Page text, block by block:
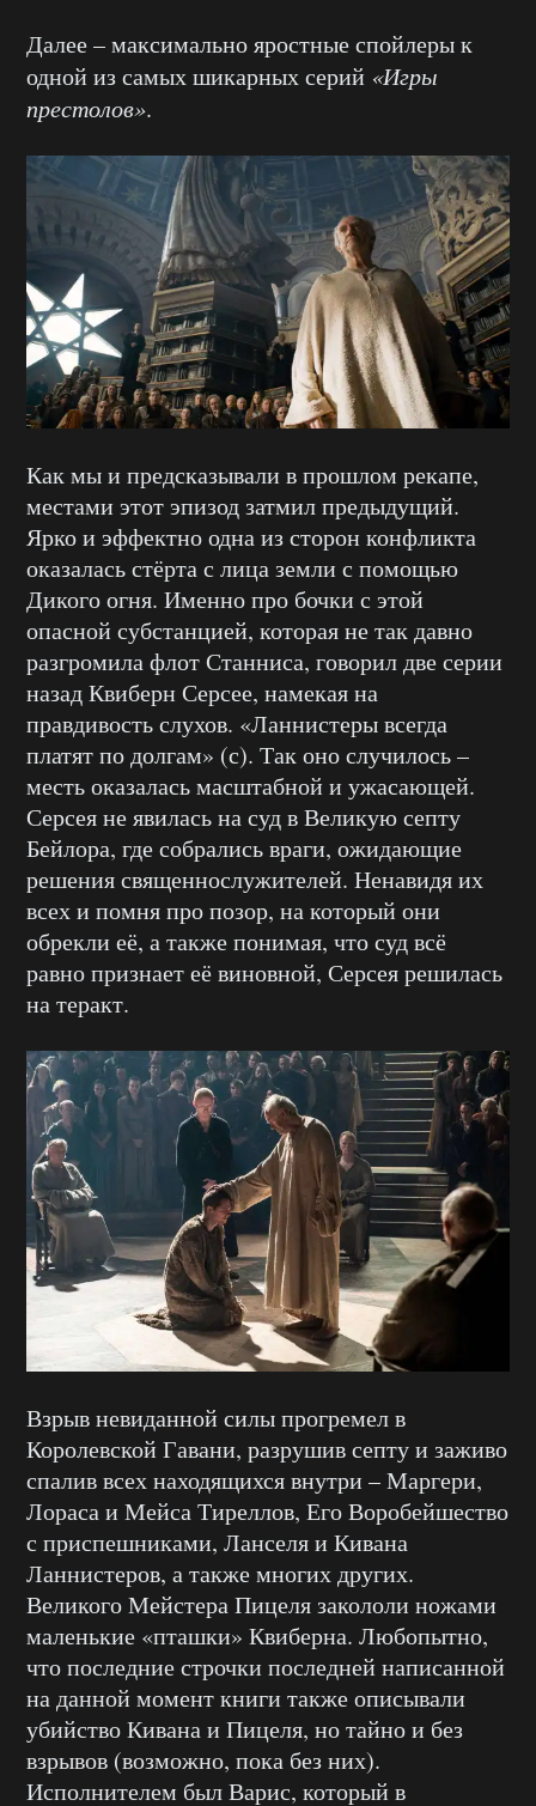
Далее – максимально яростные спойлеры к
одной из самых шикарных серий «Игры
престолов».
Как мы и предсказывали в прошлом рекапе,
местами этот эпизод затмил предыдущий.
Ярко и эффектно одна из сторон конфликта
оказалась стёрта с лица земли с помощью
Дикого огня. Именно про бочки с этой
опасной субстанцией, которая не так давно
разгромила флот Станниса, говорил две серии
назад Квиберн Серсее, намекая на
правдивость слухов. «Ланнистеры всегда
платят по долгам» (с). Так оно случилось –
месть оказалась масштабной и ужасающей.
Серсея не явилась на суд в Великую септу
Бейлора, где собрались враги, ожидающие
решения священнослужителей. Ненавидя их
всех и помня про позор, на который они
обрекли её, а также понимая, что суд всё
равно признает её виновной, Серсея решилась
на теракт.
Взрыв невиданной силы прогремел в
Королевской Гавани, разрушив септу и заживо
спалив всех находящихся внутри – Маргери,
Лораса и Мейса Тиреллов, Его Воробейшество
с приспешниками, Ланселя и Кивана
Ланнистеров, а также многих других.
Великого Мейстера Пицеля закололи ножами
маленькие «пташки» Квиберна. Любопытно,
что последние строчки последней написанной
на данной момент книги также описывали
убийство Кивана и Пицеля, но тайно и без
взрывов (возможно, пока без них).
Исполнителем был Варис, который в